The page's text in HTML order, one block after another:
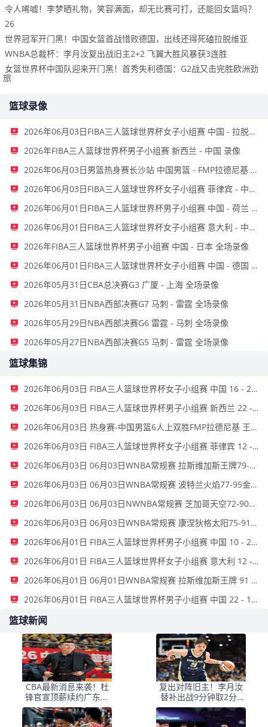
令人唏嘘！李梦晒礼物，笑容满面，却无比赛可打，还能回女篮吗？
26
世界冠军开门黑！中国女篮首战惜败德国，出线还得死磕拉脱维亚
WNBA总裁杯：李月汝复出战旧主2+2 飞翼大胜风暴获3连胜
女篮世界杯中国队迎来开门黑！首秀失利德国：G2战又击完胜欧洲劲
旅
篮球录像
2026年06月03日FIBA三人篮球世界杯女子小组赛 中国 - 拉脱维亚 录像
2026年FIBA三人篮球世界杯男子小组赛 新西兰 - 中国 录像
2026年06月03日男篮热身赛长沙站 中国男篮 - FMP拉德尼基 全场录像
2026年06月03日FIBA三人篮球世界杯女子小组赛 菲律宾 - 中国 录像
2026年06月01日FIBA三人篮球世界杯男子小组赛 中国 - 荷兰 录像
2026年06月01日FIBA三人篮球世界杯女子小组赛 意大利 - 中国 录像
2026年FIBA三人篮球世界杯男子小组赛 中国 - 日本 全场录像
2026年06月01日FIBA三人篮球世界杯女子小组赛 中国 - 德国 全场录像
2026年05月31日CBA总决赛G3 广厦 - 上海 全场录像
2026年05月31日NBA西部决赛G7 马刺 - 雷霆 全场录像
2026年05月29日NBA西部决赛G6 雷霆 - 马刺 全场录像
2026年05月27日NBA西部决赛G5 马刺 - 雷霆 全场录像
篮球集锦
2026年06月03日 FIBA三人篮球世界杯女子小组赛 中国 16 - 21 拉脱维亚 集锦
2026年06月03日 FIBA三人篮球世界杯男子小组赛 新西兰 22 - 19 中国 集锦
2026年06月03日 热身赛-中国男篮6人上双胜FMP拉德尼基 王俊杰18+14 徐昕10+8
2026年06月03日 FIBA三人篮球世界杯女子小组赛 菲律宾 12 - 20 中国 集锦
2026年06月03日 06月03日WNBA常规赛 拉斯维加斯王牌79-69洛杉矶火花 全场集锦
2026年06月03日 06月03日WNBA常规赛 波特兰火焰77-95金州女武神 全场集锦
2026年06月03日 06月03日NWNBA常规赛 芝加哥天空72-90华盛顿神秘人 全场集锦
2026年06月03日 06月03日WNBA常规赛 康涅狄格太阳75-91亚特兰大梦想 全场集锦
2026年06月01日 FIBA三人篮球世界杯男子小组赛 中国 10 - 22 荷兰 全场集锦
2026年06月01日 FIBA三人篮球世界杯女子小组赛 意大利 12 - 21 中国 集锦
2026年06月01日 06月01日WNBA常规赛 拉斯维加斯王牌 91 - 81 金州女武神 集锦
2026年06月01日 FIBA三人篮球世界杯男子小组赛 中国 22 - 14 日本 全场集锦
篮球新闻
CBA最新消息来袭！杜
锋官宣顶薪续约广东男
篮，杨鸣婉拒执教北控
复出对阵旧主！李月汝
替补出战9分钟取2分2
板，飞翼大胜风暴斩获
三连胜